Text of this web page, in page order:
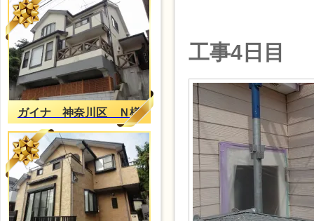
ガイナ 神奈川区 Ｎ様
工事4日目